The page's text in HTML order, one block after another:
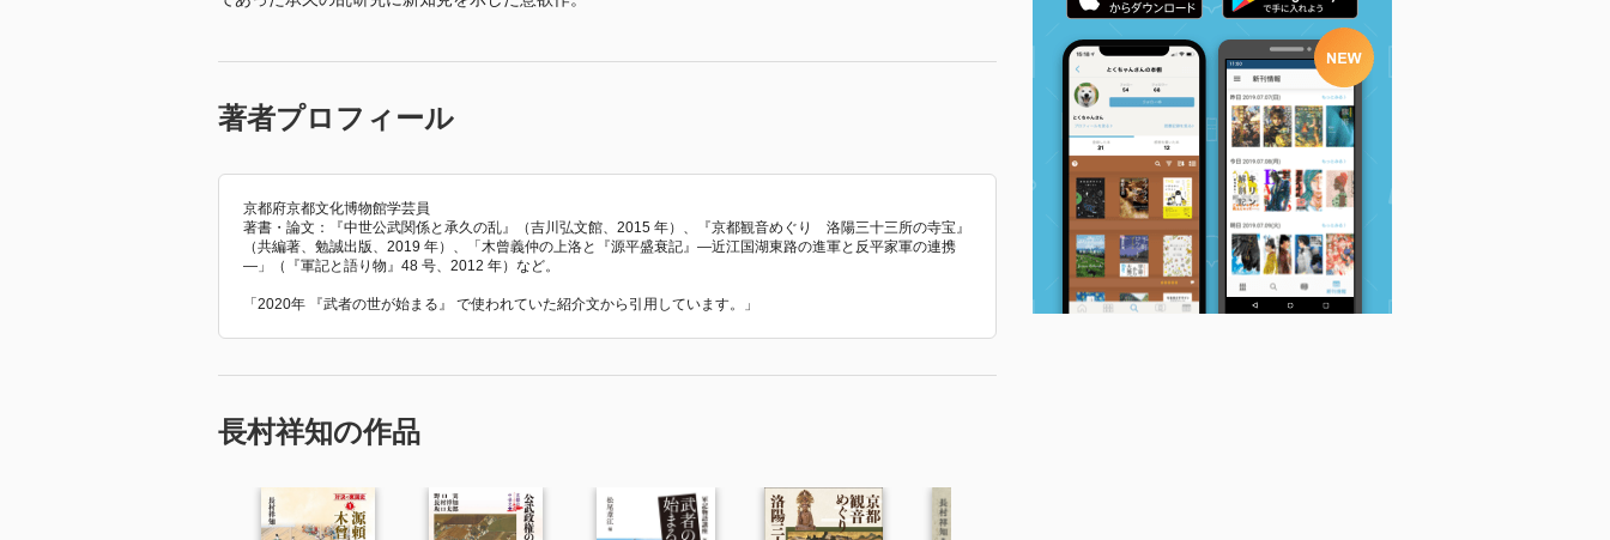
著者プロフィール
京都府京都文化博物館学芸員
著書・論文：『中世公武関係と承久の乱』（吉川弘文館、2015 年）、『京都観音めぐり 洛陽三十三所の寺宝』
（共編著、勉誠出版、2019 年）、「木曾義仲の上洛と『源平盛衰記』―近江国湖東路の進軍と反平家軍の連携
―」（『軍記と語り物』48 号、2012 年）など。
「2020年 『武者の世が始まる』 で使われていた紹介文から引用しています。」
長村祥知の作品